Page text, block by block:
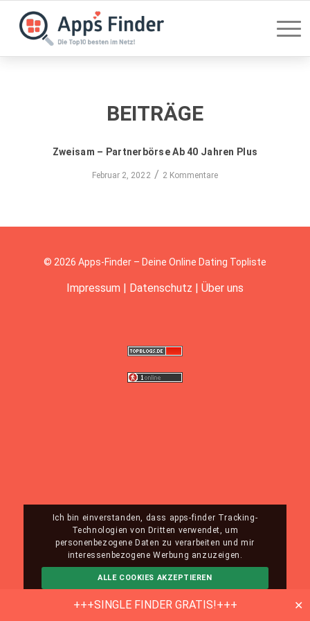
+++SINGLE FINDER GRATIS!+++ ✕
BEITRÄGE
Zweisam – Partnerbörse Ab 40 Jahren Plus
Februar 2, 2022 / 2 Kommentare
© 2026 Apps-Finder – Deine Online Dating Topliste
Impressum | Datenschutz | Über uns
Ich bin einverstanden, dass apps-finder Tracking-
Technologien von Dritten verwendet, um
personenbezogene Daten zu verarbeiten und mir
interessenbezogene Werbung anzuzeigen.
ALLE COOKIES AKZEPTIEREN
ABLEHNEN MEHR INFO